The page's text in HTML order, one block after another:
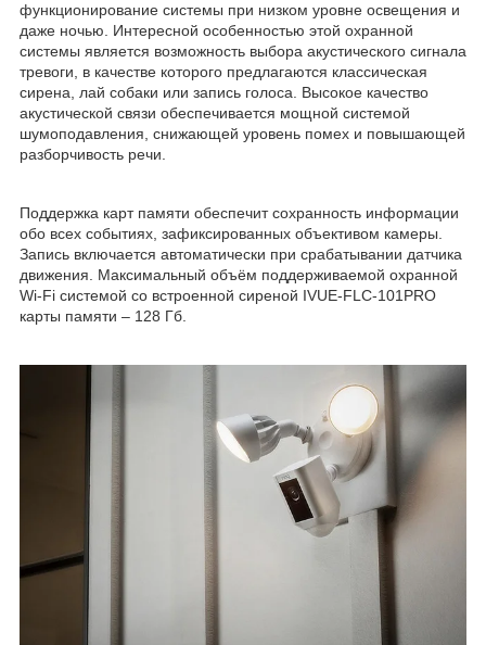
функционирование системы при низком уровне освещения и
даже ночью. Интересной особенностью этой охранной
системы является возможность выбора акустического сигнала
тревоги, в качестве которого предлагаются классическая
сирена, лай собаки или запись голоса. Высокое качество
акустической связи обеспечивается мощной системой
шумоподавления, снижающей уровень помех и повышающей
разборчивость речи.
Поддержка карт памяти обеспечит сохранность информации
обо всех событиях, зафиксированных объективом камеры.
Запись включается автоматически при срабатывании датчика
движения. Максимальный объём поддерживаемой охранной
Wi-Fi системой со встроенной сиреной IVUE-FLC-101PRO
карты памяти – 128 Гб.